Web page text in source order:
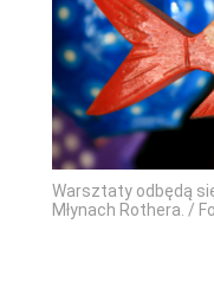
Warsztaty odbędą
Młynach Rothera. /